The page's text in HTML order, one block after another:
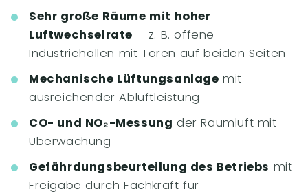
Sehr große Räume mit hoher
Luftwechselrate – z. B. offene
Industriehallen mit Toren auf beiden Seiten
Mechanische Lüftungsanlage mit
ausreichender Abluftleistung
CO- und NO₂-Messung der Raumluft mit
Überwachung
Gefährdungsbeurteilung des Betriebs mit
Freigabe durch Fachkraft für